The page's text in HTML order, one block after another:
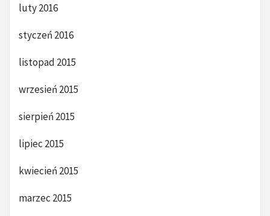
luty 2016
styczeń 2016
listopad 2015
wrzesień 2015
sierpień 2015
lipiec 2015
kwiecień 2015
marzec 2015